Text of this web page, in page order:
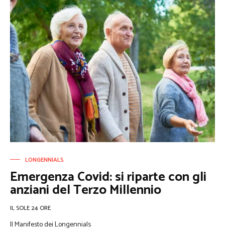
LONGENNIALS
Emergenza Covid: si riparte con gli
anziani del Terzo Millennio
IL SOLE 24 ORE
Il Manifesto dei Longennials